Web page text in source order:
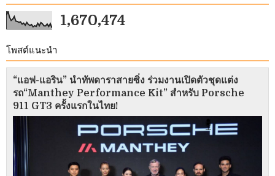
1,670,474
โพสต์แนะนำ
“แอฟ-แอริน” นำทัพดาราสายซิ่ง ร่วมงานเปิดตัวชุดแต่ง
รถ“Manthey Performance Kit” สำหรับ Porsche
911 GT3 ครั้งแรกในไทย!